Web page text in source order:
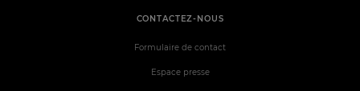
CONTACTEZ-NOUS
Formulaire de contact
Espace presse